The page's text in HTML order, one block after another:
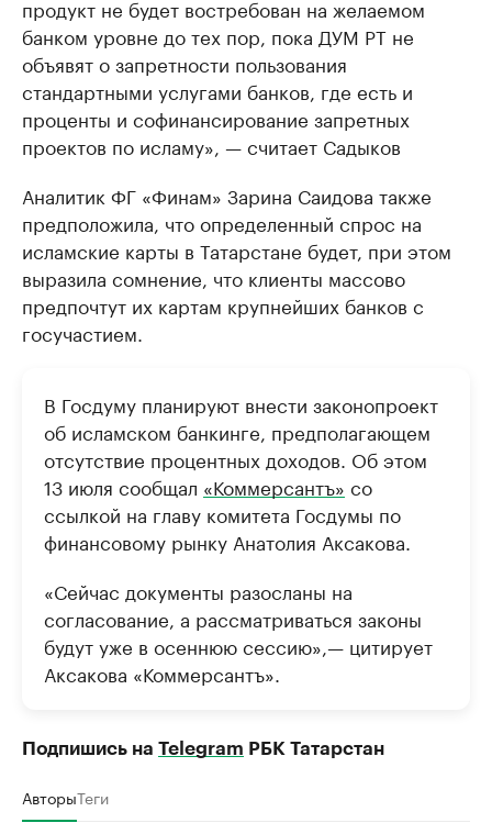
продукт не будет востребован на желаемом
банком уровне до тех пор, пока ДУМ РТ не
объявят о запретности пользования
стандартными услугами банков, где есть и
проценты и софинансирование запретных
проектов по исламу», — считает Садыков
Аналитик ФГ «Финам» Зарина Саидова также
предположила, что определенный спрос на
исламские карты в Татарстане будет, при этом
выразила сомнение, что клиенты массово
предпочтут их картам крупнейших банков с
госучастием.
В Госдуму планируют внести законопроект
об исламском банкинге, предполагающем
отсутствие процентных доходов. Об этом
13 июля сообщал «Коммерсантъ» со
ссылкой на главу комитета Госдумы по
финансовому рынку Анатолия Аксакова.
«Сейчас документы разосланы на
согласование, а рассматриваться законы
будут уже в осеннюю сессию»,— цитирует
Аксакова «Коммерсантъ».
Подпишись на Telegram РБК Татарстан
АвторыТеги